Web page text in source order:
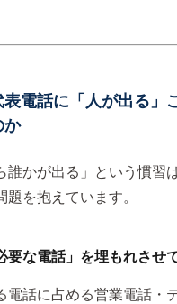
電話に「人が出る」
か
誰かが出る」という慣習
題を抱えています。
要な電話」を埋もれさせ
電話に占める営業電話・